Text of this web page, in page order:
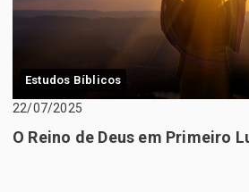
Estudos Bíblicos
22/07/2025
O Reino de Deus em Primeiro